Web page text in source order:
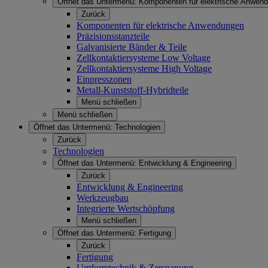
Zurück
Komponenten für elektrische Anwendungen
Präzisionsstanzteile
Galvanisierte Bänder & Teile
Zellkontaktiersysteme Low Voltage
Zellkontaktiersysteme High Voltage
Einpresszonen
Metall-Kunststoff-Hybridteile
Menü schließen
Menü schließen
Öffnet das Untermenü: Technologien
Zurück
Technologien
Öffnet das Untermenü: Entwicklung & Engineering
Zurück
Entwicklung & Engineering
Werkzeugbau
Integrierte Wertschöpfung
Menü schließen
Öffnet das Untermenü: Fertigung
Zurück
Fertigung